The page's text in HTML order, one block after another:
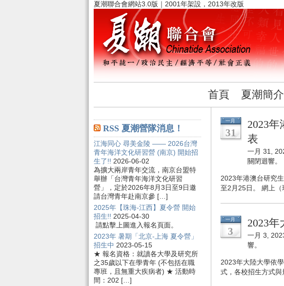
夏潮聯合會網站3.0版｜2001年架設，2013年改版
首頁 夏潮簡介
RSS 夏潮營隊消息！
江海同心 尋美金陵 —— 2026台灣
青年海洋文化研習營 (南京) 開始招
生了!! 2026-06-02
為擴大兩岸青年交流，南京台盟特
舉辦「台灣青年海洋文化研習
營」，定於2026年8月3日至9日邀
請台灣青年赴南京參 […]
2025年【珠海-江西】夏令營 開始
招生!! 2025-04-30
請點擊上圖進入報名頁面。
2023年 暑期「北京-上海 夏令營」
招生中 2023-05-15
★ 報名資格：就讀各大學及研究所
之35歲以下在學青年 (不包括在職
專班，且無重大疾病者) ★ 活動時
間：202 […]
一月
31
2023
表
一月 31,
關閉迴響。
2023年港澳台研究
至2月25日。 網上
一月
3
2023
一月 3,
響。
2023年大陸大學依
式，各校招生方式